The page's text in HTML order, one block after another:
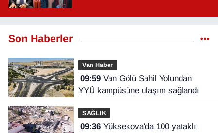
Son Haberler
Van Haber
09:59Van Gölü Sahil Yolundan
YYÜ kampüsüne ulaşım sağlandı
SAĞLIK
09:36Yüksekova'da 100 yataklı